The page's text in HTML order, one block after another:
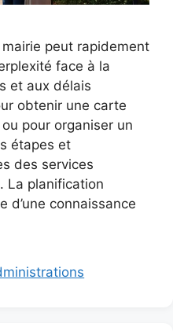
peut rapidement
face à la
et aux délais
obtenir une carte
pour organiser un
étapes et
des services
La planification
d’une connaissance